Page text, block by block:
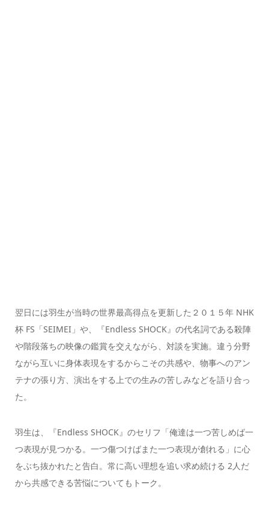
翌日には羽生が当時の世界最高得点を更新した２０１５年 NHK
杯 FS「SEIMEI」や、『Endless SHOCK』の代名詞である殺陣
や階段落ちの映像の鑑賞を交えながら、対談を実施。違う分野
ながら互いに身体表現をするからこその共感や、物事へのアン
テナの張り方、演出をする上での生みの苦しみなどを語り合っ
た。
羽生は、『Endless SHOCK』のセリフ「俺達は一つ苦しめば一
つ表現が見つかる。一つ傷つけばまた一つ表現が創れる」に心
をぶち抜かれたと告白。常に高い理想を追い求め続ける 2人だ
から共感できる苦悩についてもトーク。